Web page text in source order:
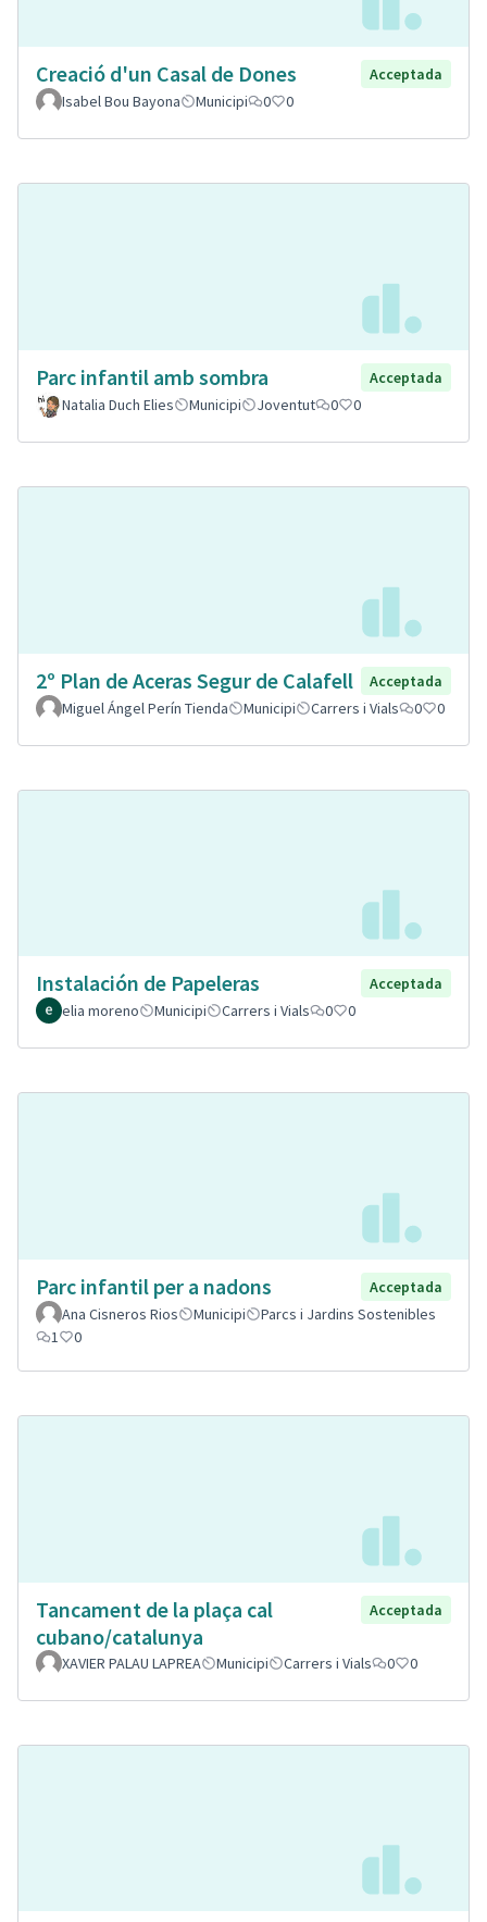
Creació d'un Casal de Dones
Acceptada
Isabel Bou Bayona
Municipi 0 0
Parc infantil amb sombra
Acceptada
Natalia Duch Elies
Municipi Joventut 0 0
2º Plan de Aceras Segur de Calafell
Acceptada
Miguel Ángel Perín Tienda
Municipi Carrers i Vials 0 0
Instalación de Papeleras
Acceptada
elia moreno
Municipi Carrers i Vials 0 0
Parc infantil per a nadons
Acceptada
Ana Cisneros Rios
Municipi
Parcs i Jardins Sostenibles
1
0
Tancament de la plaça cal
cubano/catalunya
Acceptada
XAVIER PALAU LAPREA Municipi Carrers i Vials 0 0